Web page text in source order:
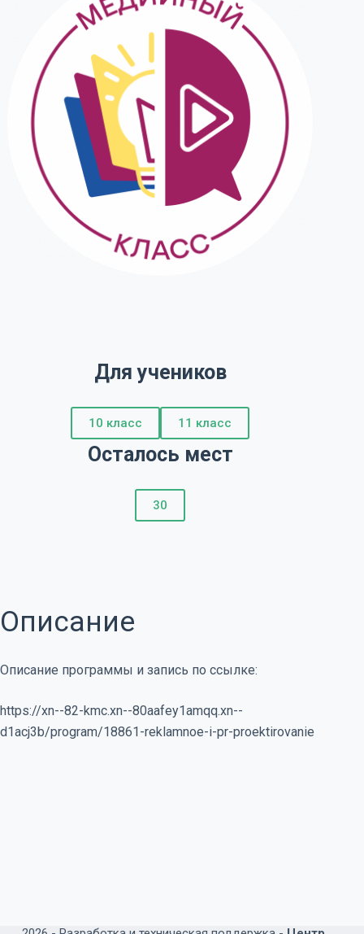
Для учеников
10 класс 11 класс
Осталось мест
30
Описание
Описание программы и запись по ссылке:
https://xn--82-kmc.xn--80aafey1amqq.xn--
d1acj3b/program/18861-reklamnoe-i-pr-proektirovanie